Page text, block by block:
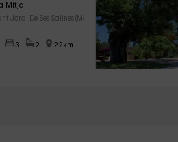
Mitja
Jordi De Ses Salines (Mal
3 2 22km